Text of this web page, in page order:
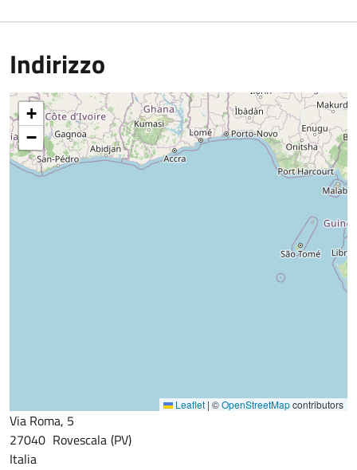
Indirizzo
+
−
Leaflet | ©OpenStreetMapcontributors
Via Roma, 5
27040 Rovescala PV
Italia